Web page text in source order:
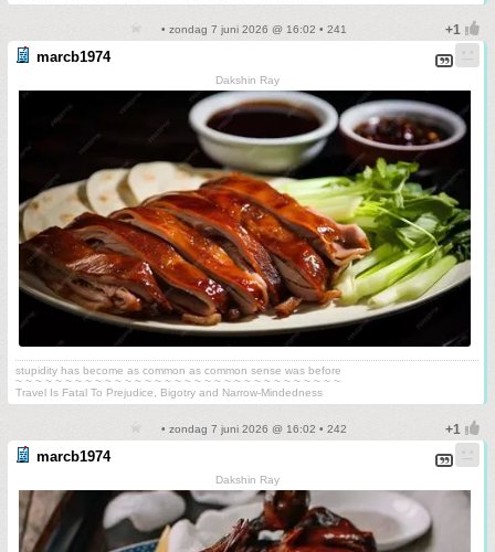
• zondag 7 juni 2026 @ 16:02 • 241
marcb1974
Dakshin Ray
stupidity has become as common as common sense was before
~ ~ ~ ~ ~ ~ ~ ~ ~ ~ ~ ~ ~ ~ ~ ~ ~ ~ ~ ~ ~ ~ ~ ~ ~ ~ ~ ~ ~ ~ ~ ~ ~
Travel Is Fatal To Prejudice, Bigotry and Narrow-Mindedness
• zondag 7 juni 2026 @ 16:02 • 242
marcb1974
Dakshin Ray